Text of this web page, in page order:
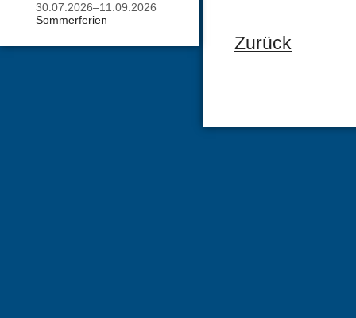
Zurück
30.07.2026–11.09.2026
Sommerferien